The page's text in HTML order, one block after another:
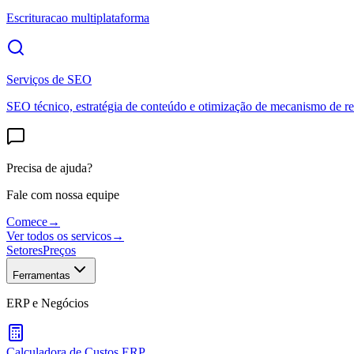
Escrituracao multiplataforma
Serviços de SEO
SEO técnico, estratégia de conteúdo e otimização de mecanismo de
Precisa de ajuda?
Fale com nossa equipe
Comece→
Ver todos os servicos→
SetoresPreços
Ferramentas
ERP e Negócios